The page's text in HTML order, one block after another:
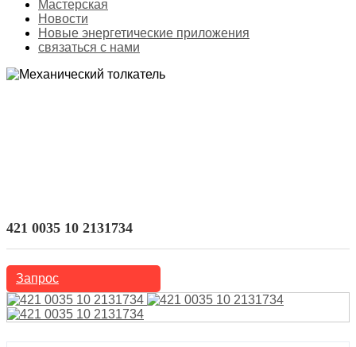
Мастерская
Новости
Новые энергетические приложения
связаться с нами
421 0035 10 2131734
Запрос